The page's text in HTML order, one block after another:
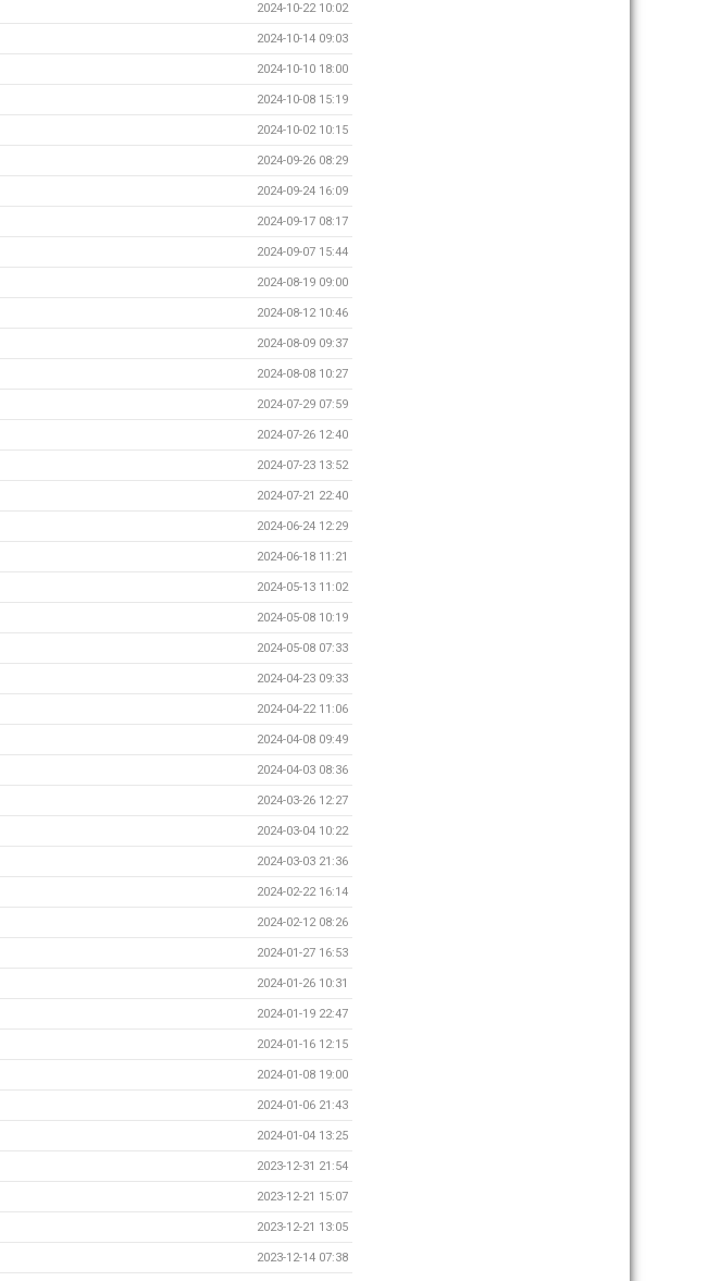
2024-10-22 10:02
2024-10-14 09:03
2024-10-10 18:00
2024-10-08 15:19
2024-10-02 10:15
2024-09-26 08:29
2024-09-24 16:09
2024-09-17 08:17
2024-09-07 15:44
2024-08-19 09:00
2024-08-12 10:46
2024-08-09 09:37
2024-08-08 10:27
2024-07-29 07:59
2024-07-26 12:40
2024-07-23 13:52
2024-07-21 22:40
2024-06-24 12:29
2024-06-18 11:21
2024-05-13 11:02
2024-05-08 10:19
2024-05-08 07:33
2024-04-23 09:33
2024-04-22 11:06
2024-04-08 09:49
2024-04-03 08:36
2024-03-26 12:27
2024-03-04 10:22
2024-03-03 21:36
2024-02-22 16:14
2024-02-12 08:26
2024-01-27 16:53
2024-01-26 10:31
2024-01-19 22:47
2024-01-16 12:15
2024-01-08 19:00
2024-01-06 21:43
2024-01-04 13:25
2023-12-31 21:54
2023-12-21 15:07
2023-12-21 13:05
2023-12-14 07:38